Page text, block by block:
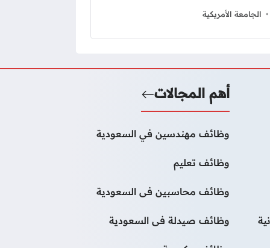
الجامعة الأمريكية
أهم المجالات
وظائف مهندسين في السعودية
وظائف تعليم
وظائف محاسبين فى السعودية
وظائف صيدلة فى السعودية